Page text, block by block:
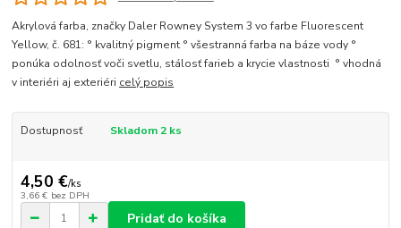
Akrylová farba, značky Daler Rowney System 3 vo farbe Fluorescent
Yellow, č. 681: ° kvalitný pigment ° všestranná farba na báze vody °
ponúka odolnosť voči svetlu, stálosť farieb a krycie vlastnosti ° vhodná
v interiéri aj exteriéri celý popis
Dostupnosť Skladom 2 ks
4,50 €/ks
3,66 € bez DPH
Pridať do košíka